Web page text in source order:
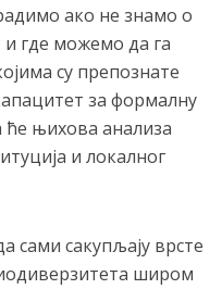
ако не знамо о
и где можемо да га
су препознате
за формалну
ће њихова анализа
и локалног
сами сакупљају врсте
широм